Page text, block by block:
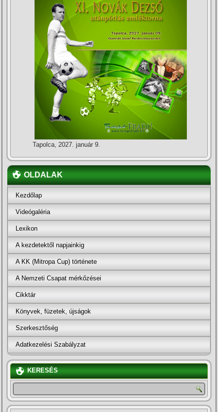
Tapolca, 2027. január 9.
OLDALAK
Kezdőlap
Videógaléria
Lexikon
A kezdetektől napjainkig
A KK (Mitropa Cup) története
A Nemzeti Csapat mérkőzései
Cikktár
Könyvek, füzetek, újságok
Szerkesztőség
Adatkezelési Szabályzat
KERESÉS